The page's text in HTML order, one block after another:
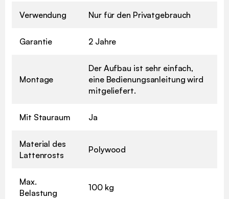
Verwendung Nur für den Privatgebrauch
Garantie 2 Jahre
Montage
Der Aufbau ist sehr einfach,
eine Bedienungsanleitung wird
mitgeliefert.
Mit Stauraum Ja
Material des
Lattenrosts
Polywood
Max.
Belastung
100 kg